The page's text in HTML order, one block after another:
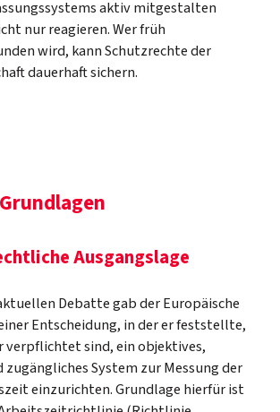
aktiv mitgestalten
nur reagieren. Wer früh
wird, kann Schutzrechte der
dauerhaft sichern.
Ausgangslage
Debatte gab der Europäische
Entscheidung, in der er feststellte,
verpflichtet sind, ein objektives,
zugängliches System zur Messung der
einzurichten. Grundlage hierfür ist